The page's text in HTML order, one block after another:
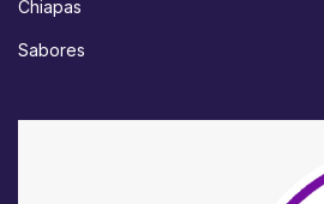
Chiapas
Sabores